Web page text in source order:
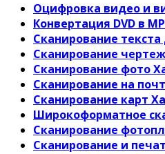
Оцифровка видео и
Конвертация DVD в
Сканирование
Сканирование
Сканирование фото
Сканирование на
Сканирование карт
Широкоформатное
Сканирование
Сканирование и